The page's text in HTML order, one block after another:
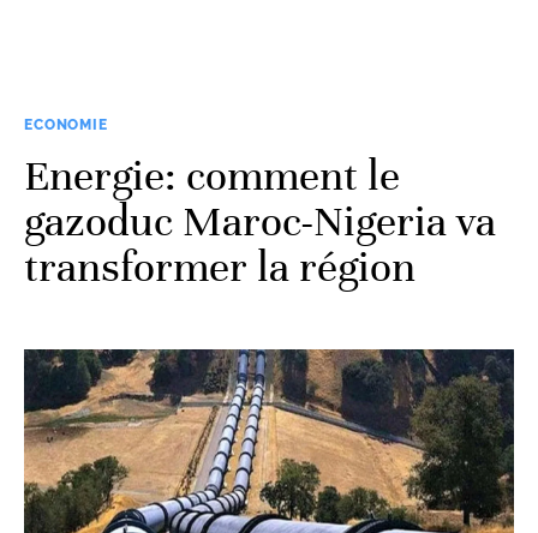
ECONOMIE
Energie: comment le
gazoduc Maroc-Nigeria va
transformer la région